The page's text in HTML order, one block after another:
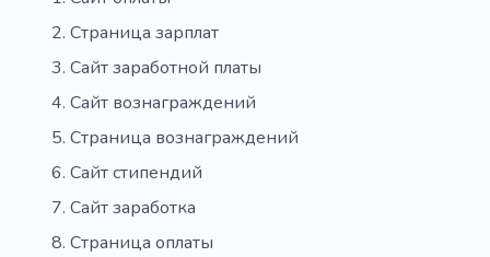
Страница зарплат
Сайт заработной платы
Сайт вознаграждений
Страница вознаграждений
Сайт стипендий
Сайт заработка
Страница оплаты